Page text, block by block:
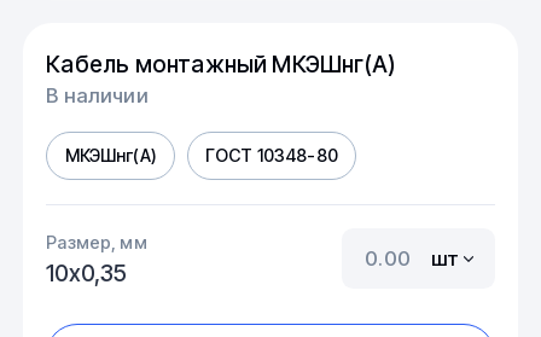
Кабель монтажный МКЭШнг(А)
В наличии
МКЭШнг(А) ГОСТ 10348-80
Размер, мм
10х0,35
шт